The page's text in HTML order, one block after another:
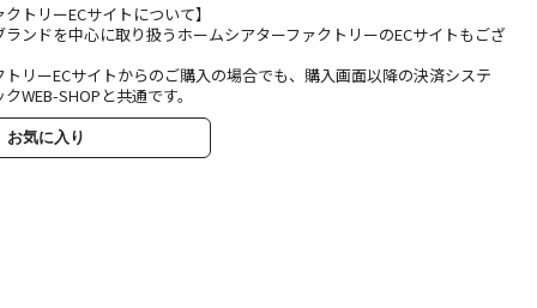
トリーECサイトについて】
ンドを中心に取り扱うホームシアターファクトリーのECサイトもござ
リーECサイトからのご購入の場合でも、購入画面以降の決済システ
WEB-SHOPと共通です。
お気に入り